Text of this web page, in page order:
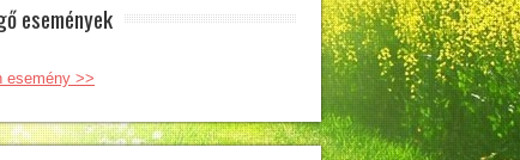
események
esemény >>